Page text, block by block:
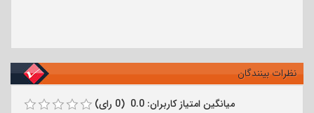
نظرات بینندگان
میانگین امتیاز کاربران: 0.0 (0 رای)